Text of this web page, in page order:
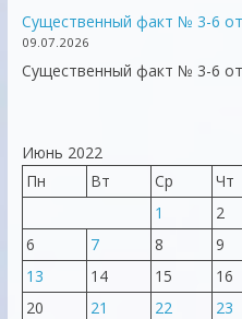
Существенный факт № 3-6
09.07.2026
Существенный факт № 3-6
Июнь 2022
Пн
Вт Ср Чт
1
2
6
7 8 9
13
14 15 16
20
21 22 23